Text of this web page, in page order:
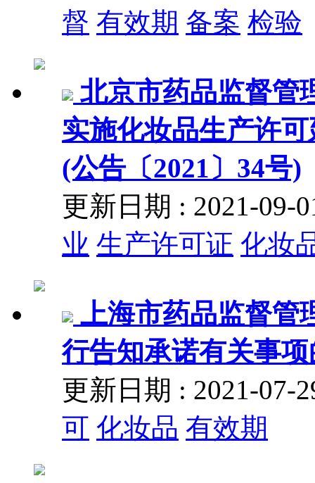
督 有效期 备案 检验
北京市药品监督管
实施化妆品生产许
(公告〔2021〕34号)
更新日期 : 2021-09-
业 生产许可证 化妆
上海市药品监督管
行告知承诺有关事
更新日期 : 2021-07-
可 化妆品 有效期